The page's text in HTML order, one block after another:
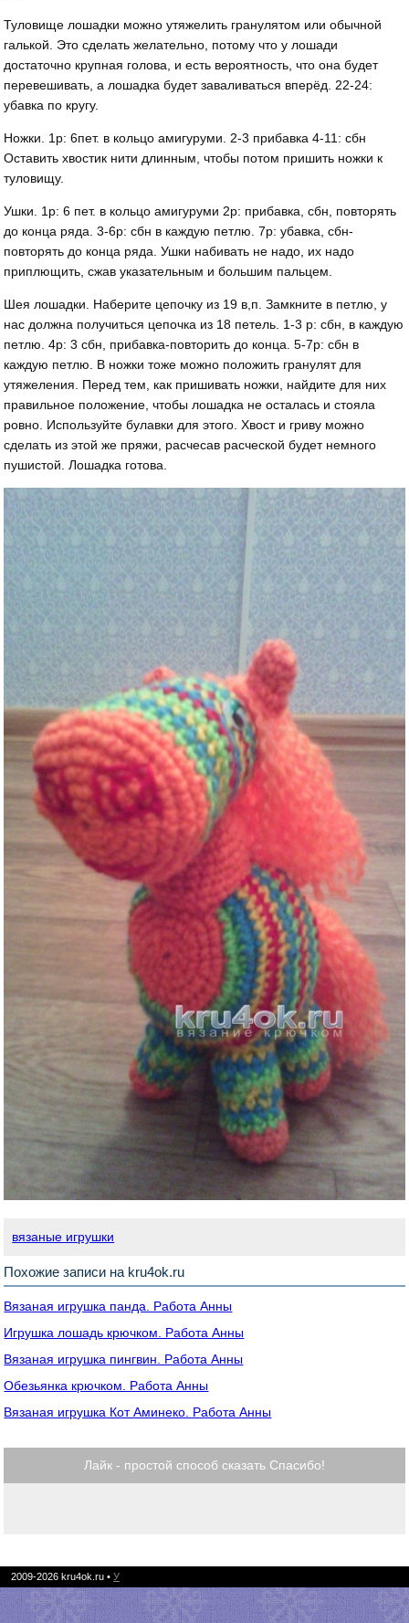
Туловище лошадки можно утяжелить гранулятом или обычной
галькой. Это сделать желательно, потому что у лошади
достаточно крупная голова, и есть вероятность, что она будет
перевешивать, а лошадка будет заваливаться вперёд. 22-24:
убавка по кругу.
Ножки. 1р: 6пет. в кольцо амигуруми. 2-3 прибавка 4-11: сбн
Оставить хвостик нити длинным, чтобы потом пришить ножки к
туловищу.
Ушки. 1р: 6 пет. в кольцо амигуруми 2р: прибавка, сбн, повторять
до конца ряда. 3-6р: сбн в каждую петлю. 7р: убавка, сбн-
повторять до конца ряда. Ушки набивать не надо, их надо
приплющить, сжав указательным и большим пальцем.
Шея лошадки. Наберите цепочку из 19 в,п. Замкните в петлю, у
нас должна получиться цепочка из 18 петель. 1-3 р: сбн, в каждую
петлю. 4р: 3 сбн, прибавка-повторить до конца. 5-7р: сбн в
каждую петлю. В ножки тоже можно положить гранулят для
утяжеления. Перед тем, как пришивать ножки, найдите для них
правильное положение, чтобы лошадка не осталась и стояла
ровно. Используйте булавки для этого. Хвост и гриву можно
сделать из этой же пряжи, расчесав расческой будет немного
пушистой. Лошадка готова.
вязаные игрушки
Похожие записи на kru4ok.ru
Вязаная игрушка панда. Работа Анны
Игрушка лошадь крючком. Работа Анны
Вязаная игрушка пингвин. Работа Анны
Обезьянка крючком. Работа Анны
Вязаная игрушка Кот Аминеко. Работа Анны
Лайк - простой способ сказать Спасибо!
2009-2026 kru4ok.ru • У